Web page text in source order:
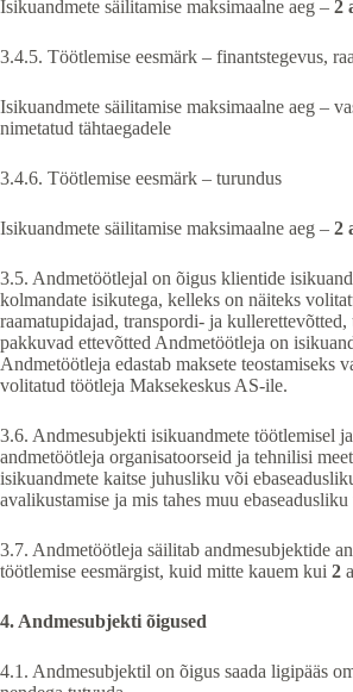
Isikuandmete säilitamise maksimaalne aeg – 2
3.4.5. Töötlemise eesmärk – finantstegevus,
Isikuandmete säilitamise maksimaalne aeg –
nimetatud tähtaegadele
3.4.6. Töötlemise eesmärk – turundus
Isikuandmete säilitamise maksimaalne aeg – 2
3.5. Andmetöötlejal on õigus klientide
kolmandate isikutega, kelleks on näiteks
raamatupidajad, transpordi- ja kullerettevõtted,
pakkuvad ettevõtted Andmetöötleja on
Andmetöötleja edastab maksete teostamiseks
volitatud töötleja Maksekeskus AS-ile.
3.6. Andmesubjekti isikuandmete töötlemisel
andmetöötleja organisatoorseid ja tehnilisi
isikuandmete kaitse juhusliku või
avalikustamise ja mis tahes muu ebaseadusliku
3.7. Andmetöötleja säilitab andmesubjektide
töötlemise eesmärgist, kuid mitte kauem kui 2
4. Andmesubjekti õigused
4.1. Andmesubjektil on õigus saada ligipääs